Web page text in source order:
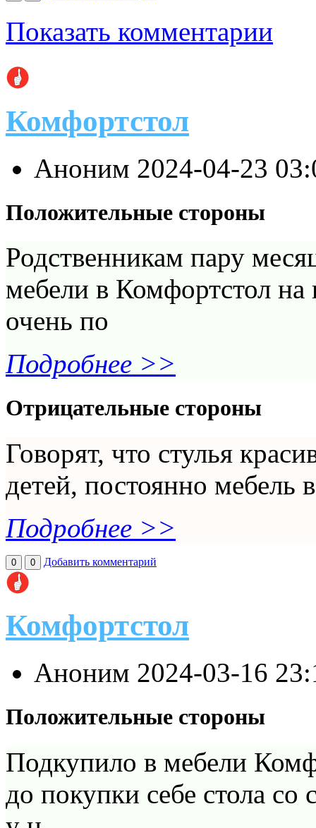
Показать комментарии
Комфортстол
Аноним 2024-04-23
Положительные стороны
Родственникам пару
мебели в Комфортстол на
очень по
Подробнее >>
Отрицательные стороны
Говорят, что стулья
детей, постоянно мебель
Подробнее >>
0 0 Добавить комментарий
Комфортстол
Аноним 2024-03-16
Положительные стороны
Подкупило в мебели
до покупки себе стола со